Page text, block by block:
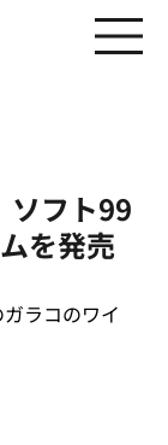
ソフト99
を発売
ラコのワイ